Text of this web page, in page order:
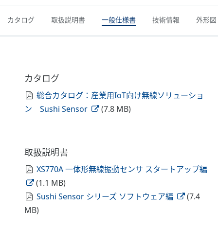
カタログ 取扱説明書 一般仕様書 技術情報 外形図
カタログ
総合カタログ：産業用IoT向け無線ソリューショ
ン Sushi Sensor
(7.8 MB)
取扱説明書
XS770A 一体形無線振動センサ スタートアップ編
(1.1 MB)
Sushi Sensor シリーズ ソフトウェア編
(7.4
MB)